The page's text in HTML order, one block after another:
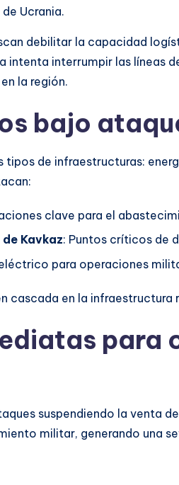
Ucrania.
debilitar la capacidad
interrumpir las líneas
la región.
bajo
tipos de infraestructuras:
clave para el
Kavkaz: Puntos críticos de
para operaciones
cascada en la infraestructura
para
suspendiendo la venta
militar, generando una